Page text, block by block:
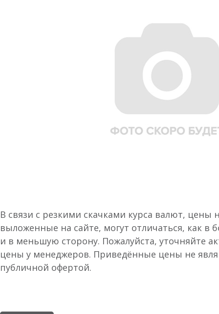
В связи с резкими скачками курса валют, цены
выложенные на сайте, могут отличаться, как в
и в меньшую сторону. Пожалуйста, уточняйте
цены у менеджеров. Приведённые цены не
публичной офертой.